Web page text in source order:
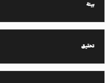
بيئة
تحقيق